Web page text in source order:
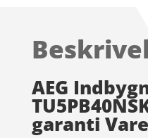
baseret
kundebed
ømmels
er
AEG
garanti